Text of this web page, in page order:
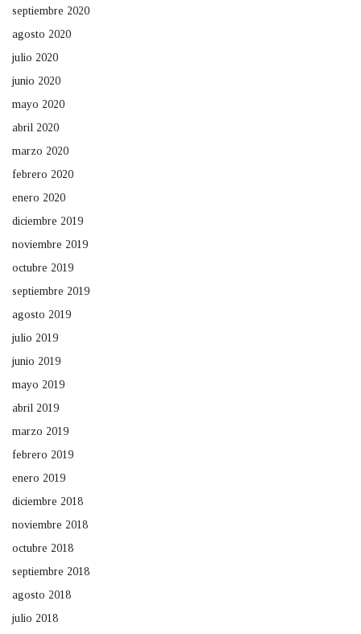
septiembre 2020
agosto 2020
julio 2020
junio 2020
mayo 2020
abril 2020
marzo 2020
febrero 2020
enero 2020
diciembre 2019
noviembre 2019
octubre 2019
septiembre 2019
agosto 2019
julio 2019
junio 2019
mayo 2019
abril 2019
marzo 2019
febrero 2019
enero 2019
diciembre 2018
noviembre 2018
octubre 2018
septiembre 2018
agosto 2018
julio 2018